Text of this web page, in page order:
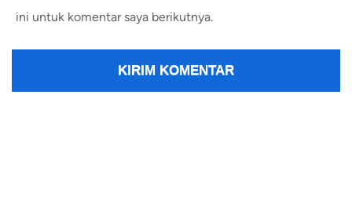
ini untuk komentar saya berikutnya.